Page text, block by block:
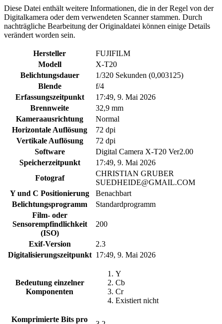
Diese Datei enthält weitere Informationen, die in der Regel von der
Digitalkamera oder dem verwendeten Scanner stammen. Durch
nachträgliche Bearbeitung der Originaldatei können einige Details
verändert worden sein.
Hersteller
FUJIFILM
Modell
X-T20
Belichtungsdauer
1/320 Sekunden (0,003125)
Blende
f/4
Erfassungszeitpunkt
17:49, 9. Mai 2026
Brennweite
32,9 mm
Kameraausrichtung
Normal
Horizontale Auflösung
72 dpi
Vertikale Auflösung
72 dpi
Software
Digital Camera X-T20 Ver2.00
Speicherzeitpunkt
17:49, 9. Mai 2026
Fotograf
CHRISTIAN GRUBER
SUEDHEIDE@GMAIL.COM
Y und C Positionierung
Benachbart
Belichtungsprogramm
Standardprogramm
Film- oder
Sensorempfindlichkeit
(ISO)
200
Exif-Version
2.3
Digitalisierungszeitpunkt 17:49, 9. Mai 2026
Bedeutung einzelner
Komponenten
Y
Cb
Cr
Existiert nicht
Komprimierte Bits pro